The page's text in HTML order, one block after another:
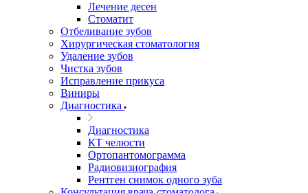
Лечение десен
Стоматит
Отбеливание зубов
Хирургическая стоматология
Удаление зубов
Чистка зубов
Исправление прикуса
Виниры
Диагностика
Диагностика
КТ челюсти
Ортопантомограмма
Радиовизиография
Рентген снимок одного зуба